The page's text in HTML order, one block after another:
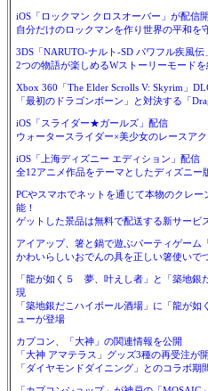
iOS「ロックマン クロスオーバー」が配信
自分だけのロックマンを作り世界の平和を
3DS「NARUTO-ナルト-SD パワフル疾風伝」
2つの物語が楽しめるWストーリーモードを
Xbox 360「The Elder Scrolls V: Skyrim」
「最初のドラゴンボーン」と対決する「
iOS「スライダー★ガールズ」配信
ウォータースライダー×美少女のレースア
iOS「上海ディズニー エディション」配信
全12アニメ作品をテーマとしたディズニー
PCやスマホでネットを通じて本物のクレー
能！
ゲットした景品は無料で配送する新サービ
アイアップ、箸と鍋で遊ぶパーティゲーム
かわいらしいおでんの具を正しい箸使いで
「龍が如く５ 夢、叶えし者」と「築地銀
現
「築地銀だこハイボール酒場」に「龍が如
ューが登場
カプコン、「大神」の関連情報を公開
「大神 アマテラス」グッズ3種の再受注が
「ダイヤモンドダイニング」とのコラボ期